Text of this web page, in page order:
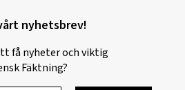
nyhetsbrev!
få nyheter och viktig
Fäktning?